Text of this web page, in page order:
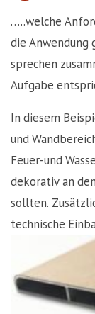
…..welche
die Anwendung
sprechen
Aufgabe
In diesem
und
Feuer-und
dekorativ an
sollten.
technische